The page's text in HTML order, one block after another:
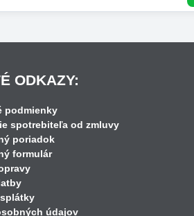
ODKAZY:
podmienky
spotrebiteľa od zmluvy
poriadok
formulár
údajov